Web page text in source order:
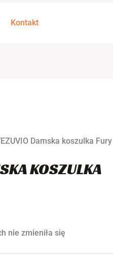
Kontakt
Damska koszulka
KOSZULKA
nie zmieniła się